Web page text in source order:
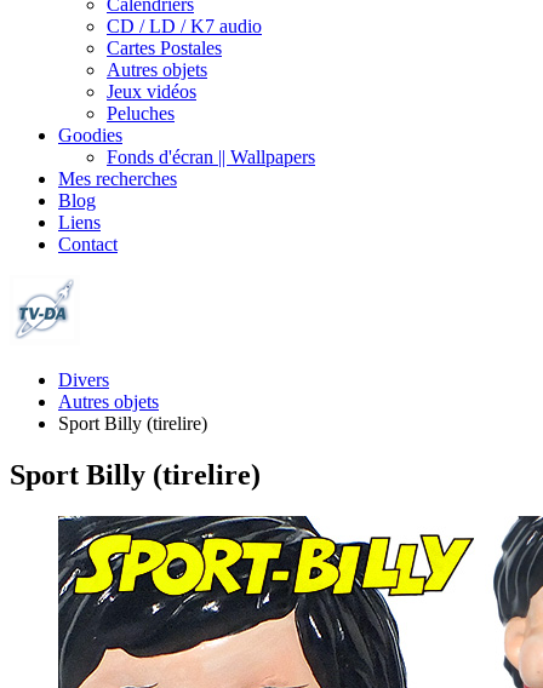
Calendriers
CD / LD / K7 audio
Cartes Postales
Autres objets
Jeux vidéos
Peluches
Goodies
Fonds d'écran || Wallpapers
Mes recherches
Blog
Liens
Contact
Divers
Autres objets
Sport Billy (tirelire)
Sport Billy (tirelire)